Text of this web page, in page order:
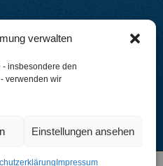
verwalten
- insbesondere den
verwenden wir
Einstellungen ansehen
Impressum